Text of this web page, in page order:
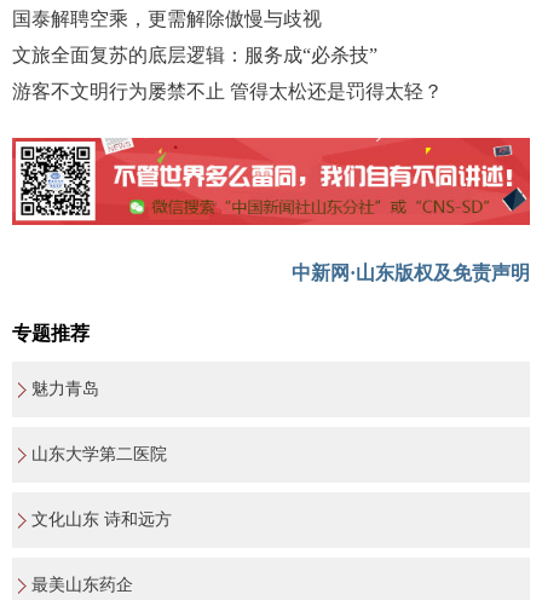
国泰解聘空乘，更需解除傲慢与歧视
文旅全面复苏的底层逻辑：服务成“必杀技”
游客不文明行为屡禁不止 管得太松还是罚得太轻？
中新网·山东版权及免责声明
专题推荐
魅力青岛
山东大学第二医院
文化山东 诗和远方
最美山东药企